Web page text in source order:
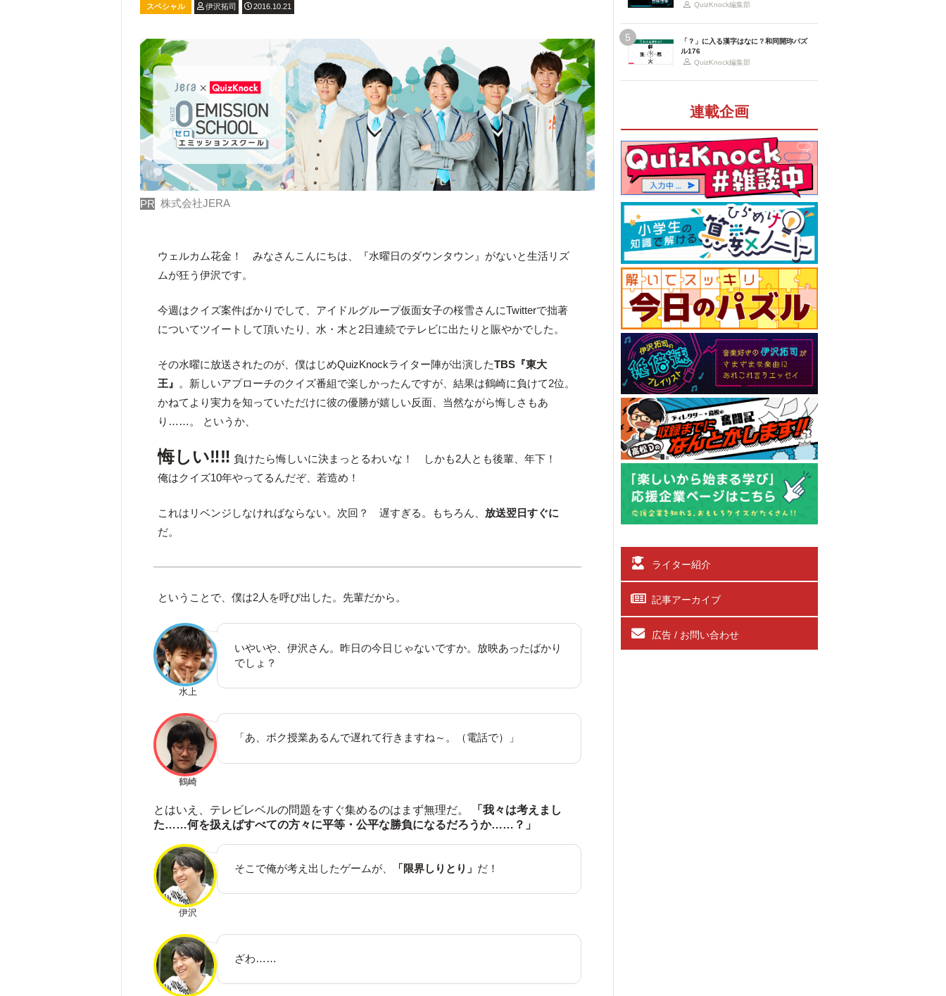
スペシャル 伊沢拓司 2016.10.21
PR 株式会社JERA
ウェルカム花金！ みなさんこんにちは、『水曜日のダウンタウン』がないと生活リズ
ムが狂う伊沢です。
今週はクイズ案件ばかりでして、アイドルグループ仮面女子の桜雪さんにTwitterで拙著
についてツイートして頂いたり、水・木と2日連続でテレビに出たりと賑やかでした。
その水曜に放送されたのが、僕はじめQuizKnockライター陣が出演したTBS『東大
王』 。新しいアプローチのクイズ番組で楽しかったんですが、結果は鶴崎に負けて2位。
かねてより実力を知っていただけに彼の優勝が嬉しい反面、当然ながら悔しさもあ
り……。 というか、
悔しい‼‼ 負けたら悔しいに決まっとるわいな！ しかも2人とも後輩、年下！
俺はクイズ10年やってるんだぞ、若造め！
これはリベンジしなければならない。次回？ 遅すぎる。もちろん、放送翌日すぐに
だ。
ということで、僕は2人を呼び出した。先輩だから。
水上
いやいや、伊沢さん。昨日の今日じゃないですか。放映あったばかり
でしょ？
鶴崎
「あ、ボク授業あるんで遅れて行きますね～。（電話で）」
とはいえ、テレビレベルの問題をすぐ集めるのはまず無理だ。
「我々は考えまし
た……何を扱えばすべての方々に平等・公平な勝負になるだろうか……？」
伊沢
そこで俺が考え出したゲームが、 「限界しりとり」 だ！
ざわ……
QuizKnock編集部
5
「？」に入る漢字はなに？和同開珎パズ
ル176
QuizKnock編集部
連載企画
ライター紹介
記事アーカイブ
広告 / お問い合わせ